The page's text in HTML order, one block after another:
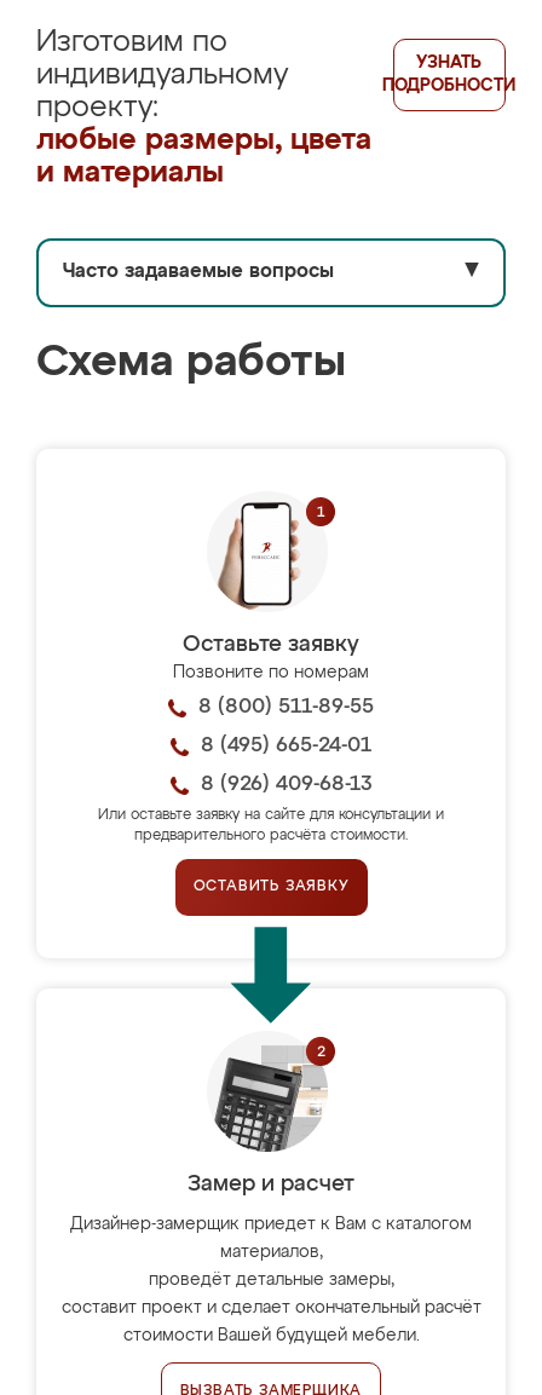
Изготовим по
индивидуальному
проекту:
любые размеры, цвета
и материалы
УЗНАТЬ
ПОДРОБНОСТИ
Часто задаваемые вопросы ▼
Схема работы
Оставьте заявку
Позвоните по номерам
8 (800) 511-89-55
8 (495) 665-24-01
8 (926) 409-68-13
Или оставьте заявку на сайте для консультации и
предварительного расчёта стоимости.
ОСТАВИТЬ ЗАЯВКУ
Замер и расчет
Дизайнер-замерщик приедет к Вам с каталогом
материалов,
проведёт детальные замеры,
составит проект и сделает окончательный расчёт
стоимости Вашей будущей мебели.
ВЫЗВАТЬ ЗАМЕРЩИКА